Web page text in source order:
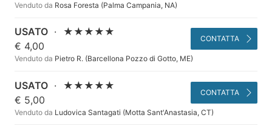
Venduto da Rosa Foresta (Palma Campania, NA)
USATO ·
★★★★★
€ 4,00
Venduto da Pietro R. (Barcellona Pozzo di Gotto, ME)
CONTATTA
USATO ·
★★★★★
€ 5,00
Venduto da Ludovica Santagati (Motta Sant'Anastasia, CT)
CONTATTA